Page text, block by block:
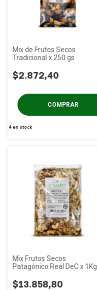
Mix de Frutos Secos
Tradicional x 250 gs
$2.872,40
4en stock
Mix Frutos Secos
Patagónico Real DeC x 1Kg
$13.858,80